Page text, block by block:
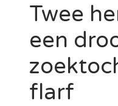
Twee
een
flarf